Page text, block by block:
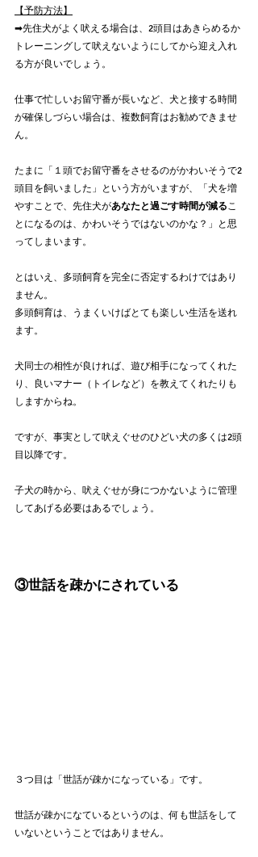
【予防方法】
➡︎先住犬がよく吠える場合は、2頭目はあきらめるか
トレーニングして吠えないようにしてから迎え入れ
る方が良いでしょう。
仕事で忙しいお留守番が長いなど、犬と接する時間
が確保しづらい場合は、複数飼育はお勧めできませ
ん。
たまに「１頭でお留守番をさせるのがかわいそうで2
頭目を飼いました」という方がいますが、「犬を増
やすことで、先住犬があなたと過ごす時間が減るこ
とになるのは、かわいそうではないのかな？」と思
ってしまいます。
とはいえ、多頭飼育を完全に否定するわけではあり
ません。
多頭飼育は、うまくいけばとても楽しい生活を送れ
ます。
犬同士の相性が良ければ、遊び相手になってくれた
り、良いマナー（トイレなど）を教えてくれたりも
しますからね。
ですが、事実として吠えぐせのひどい犬の多くは2頭
目以降です。
子犬の時から、吠えぐせが身につかないように管理
してあげる必要はあるでしょう。
③世話を疎かにされている
３つ目は「世話が疎かになっている」です。
世話が疎かになているというのは、何も世話をして
いないということではありません。